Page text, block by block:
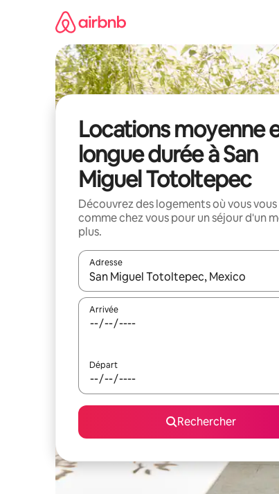
Locations moyenne
longue durée à San
Miguel Totoltepec
Découvrez des logements où vous
comme chez vous pour un séjour d'un
plus.
Adresse
Lorsque les résultats s'affichent, utilisez
Arrivée
Départ
Rechercher